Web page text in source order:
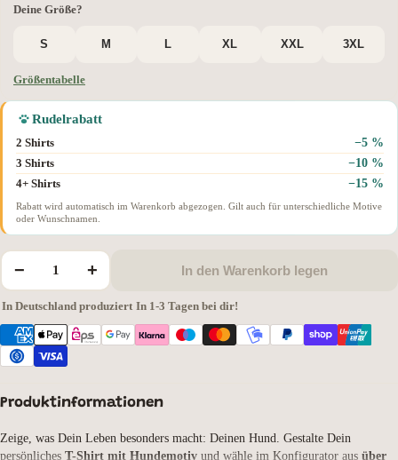
Deine Größe?
S M L XL XXL 3XL
Größentabelle
Rudelrabatt
2 Shirts −5 %
3 Shirts −10 %
4+ Shirts −15 %
Rabatt wird automatisch im Warenkorb abgezogen. Gilt auch für unterschiedliche Motive
oder Wunschnamen.
− + In den Warenkorb legen
In Deutschland produziert In 1-3 Tagen bei dir!
Produktinformationen
Zeige, was Dein Leben besonders macht: Deinen Hund. Gestalte Dein
persönliches T-Shirt mit Hundemotiv und wähle im Konfigurator aus über